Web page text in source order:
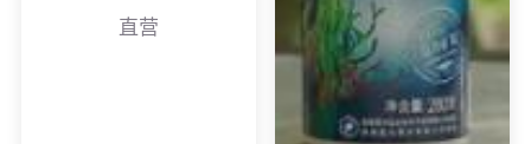
直营